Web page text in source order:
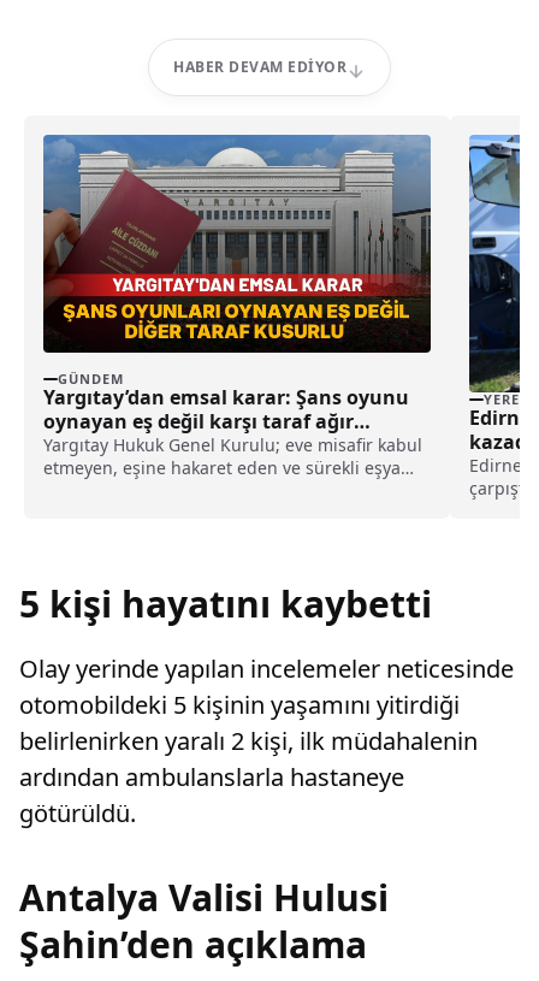
HABER DEVAM EDIYOR
GÜNDEM
Yargıtay’dan emsal karar: Şans oyunu
oynayan eş değil karşı taraf ağır
kusurlu sayıldı
Yargıtay Hukuk Genel Kurulu; eve misafir kabul
etmeyen, eşine hakaret eden ve sürekli eşya
YEREL
5 kişi hayatını kaybetti
Olay yerinde yapılan incelemeler neticesinde
otomobildeki 5 kişinin yaşamını yitirdiği
belirlenirken yaralı 2 kişi, ilk müdahalenin
ardından ambulanslarla hastaneye
götürüldü.
Antalya Valisi Hulusi
Şahin’den açıklama